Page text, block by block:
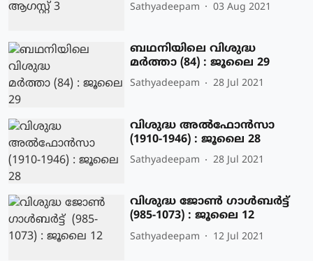
Sathyadeepam 03 Aug 2021
ബഥനിയിലെ വിശുദ്ധ
മര്‍ത്താ (84) : ജൂലൈ 29
Sathyadeepam 28 Jul 2021
വിശുദ്ധ അല്‍ഫോന്‍സാ
(1910-1946) : ജൂലൈ 28
Sathyadeepam 28 Jul 2021
വിശുദ്ധ ജോണ്‍ ഗാള്‍ബര്‍ട്ട്
(985-1073) : ജൂലൈ 12
Sathyadeepam 12 Jul 2021